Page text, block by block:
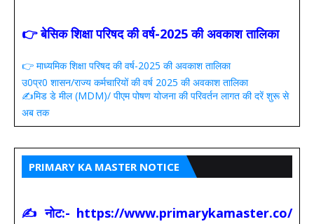
👉 बेसिक शिक्षा परिषद की वर्ष-2025 की अवकाश तालिका
👉 माध्यमिक शिक्षा परिषद की वर्ष-2025 की अवकाश तालिका
उ0प्र0 शासन/राज्य कर्मचारियों की वर्ष 2025 की अवकाश तालिका
✍️मिड डे मील (MDM)/ पीएम पोषण योजना की परिवर्तन लागत की दरें शुरू से
अब तक
PRIMARY KA MASTER NOTICE
✍ नोट:- https://www.primarykamaster.co/